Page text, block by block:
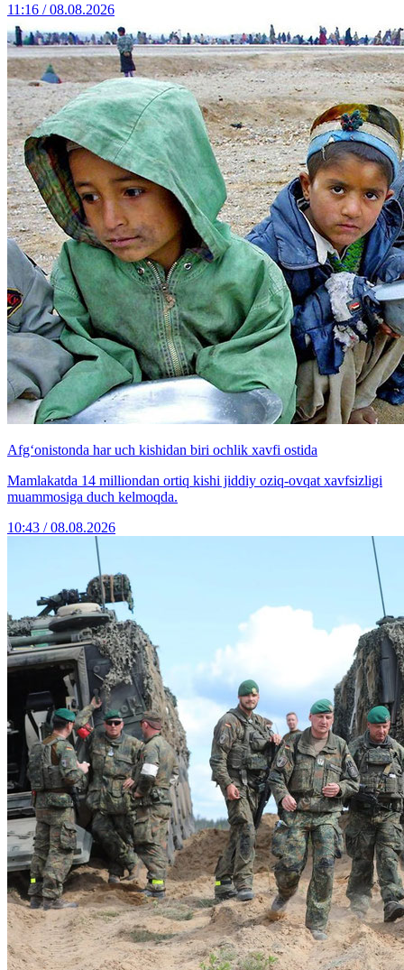
11:16 / 08.08.2026
Afg‘onistonda har uch kishidan biri ochlik xavfi ostida
Mamlakatda 14 milliondan ortiq kishi jiddiy oziq-ovqat xavfsizligi
muammosiga duch kelmoqda.
10:43 / 08.08.2026